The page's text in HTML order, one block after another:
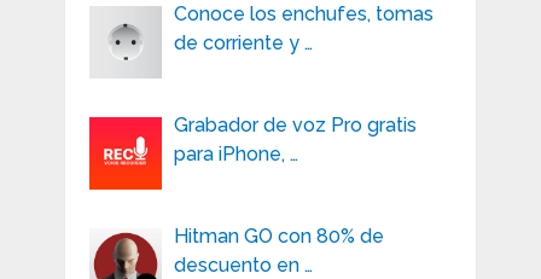
Conoce los enchufes, tomas
de corriente y …
Grabador de voz Pro gratis
para iPhone, …
Hitman GO con 80% de
descuento en …